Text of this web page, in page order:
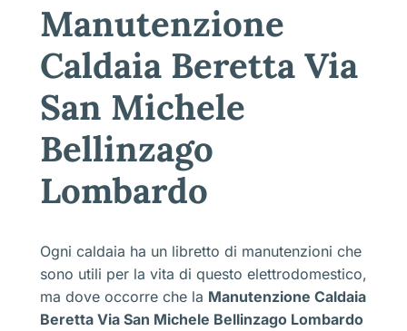
Manutenzione
Caldaia Beretta Via
San Michele
Bellinzago
Lombardo
Ogni caldaia ha un libretto di manutenzioni che
sono utili per la vita di questo elettrodomestico,
ma dove occorre che la Manutenzione Caldaia
Beretta Via San Michele Bellinzago Lombardo